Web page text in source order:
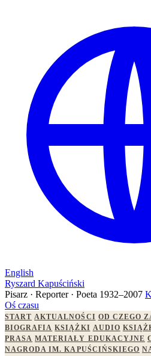
English
Ryszard Kapuściński
Pisarz · Reporter · Poeta 1932–2007
Oś czasu
START AKTUALNOŚCI OD CZEGO
BIOGRAFIA KSIĄŻKI AUDIO
PRASA MATERIAŁY EDUKACYJNE
NAGRODA IM. KAPUŚCIŃSKIEGO